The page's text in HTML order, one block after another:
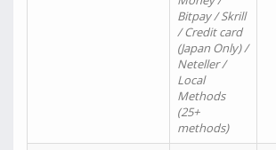
Bitpay / Skrill
/ Credit card
(Japan Only) /
Neteller /
Local
Methods
(25+
methods)